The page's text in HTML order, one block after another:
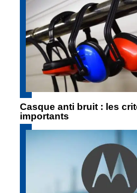
Casque anti bruit : les
importants